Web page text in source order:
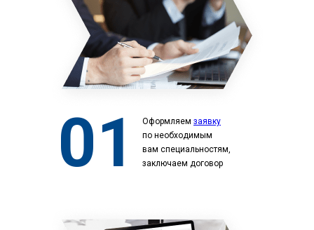
01 Оформляем заявку
по необходимым
вам специальностям,
заключаем договор